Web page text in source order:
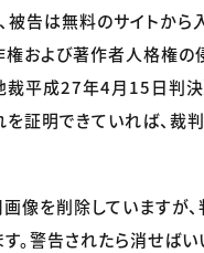
被告は無料のサイトから
権および著作者人格権
裁平成27年4月15日判決
を証明できていれば、裁
像を削除していますが
。警告されたら消せばい